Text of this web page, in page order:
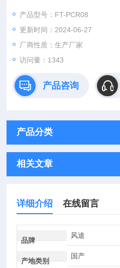
产品型号：FT-PCR08
更新时间：2024-06-27
厂商性质：生产厂家
访问量：1343
产品咨询
产品分类
相关文章
详细介绍 在线留言
品牌
风途
产地类别
国产